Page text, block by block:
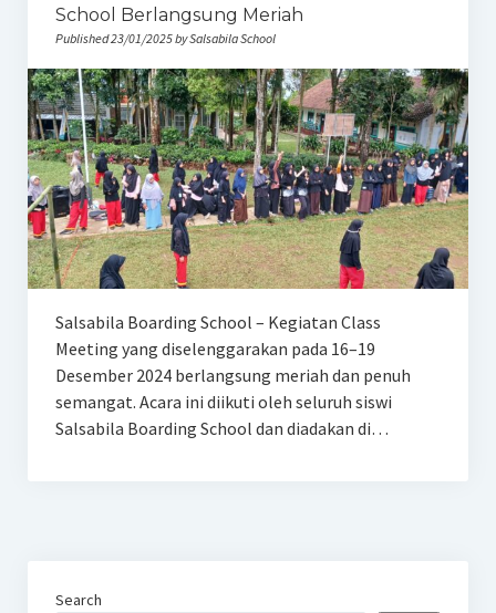
School Berlangsung Meriah
Published 23/01/2025 by Salsabila School
Salsabila Boarding School – Kegiatan Class
Meeting yang diselenggarakan pada 16–19
Desember 2024 berlangsung meriah dan penuh
semangat. Acara ini diikuti oleh seluruh siswi
Salsabila Boarding School dan diadakan di…
Search